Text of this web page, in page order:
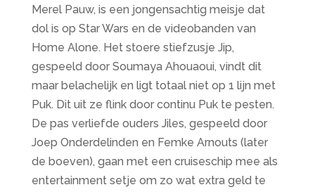
Merel Pauw, is een jongensachtig meisje dat
dol is op Star Wars en de videobanden van
Home Alone. Het stoere stiefzusje Jip,
gespeeld door Soumaya Ahouaoui, vindt dit
maar belachelijk en ligt totaal niet op 1 lijn met
Puk. Dit uit ze flink door continu Puk te pesten.
De pas verliefde ouders Jiles, gespeeld door
Joep Onderdelinden en Femke Arnouts (later
de boeven), gaan met een cruiseschip mee als
entertainment setje om zo wat extra geld te